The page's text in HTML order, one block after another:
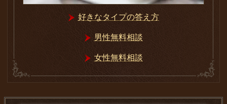
好きなタイプの答え方
男性無料相談
女性無料相談